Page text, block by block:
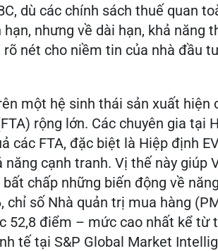
dù các chính sách thuế quan
nhưng về dài hạn, khả năng
nét cho niềm tin của nhà đầu
một hệ sinh thái sản xuất hiện
rộng lớn. Các chuyên gia tại
các FTA, đặc biệt là Hiệp định
cạnh tranh. Vị thế này giúp
chấp những biến động về
số Nhà quản trị mua hàng
52,8 điểm – mức cao nhất kể từ
tế tại S&P Global Market